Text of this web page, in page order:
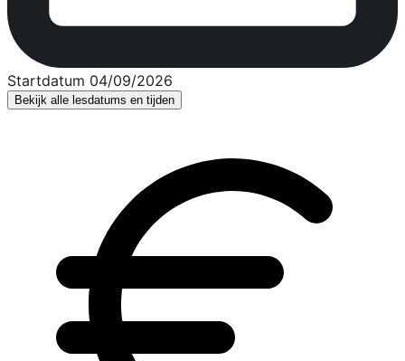
Startdatum 04/09/2026
Bekijk alle lesdatums en tijden